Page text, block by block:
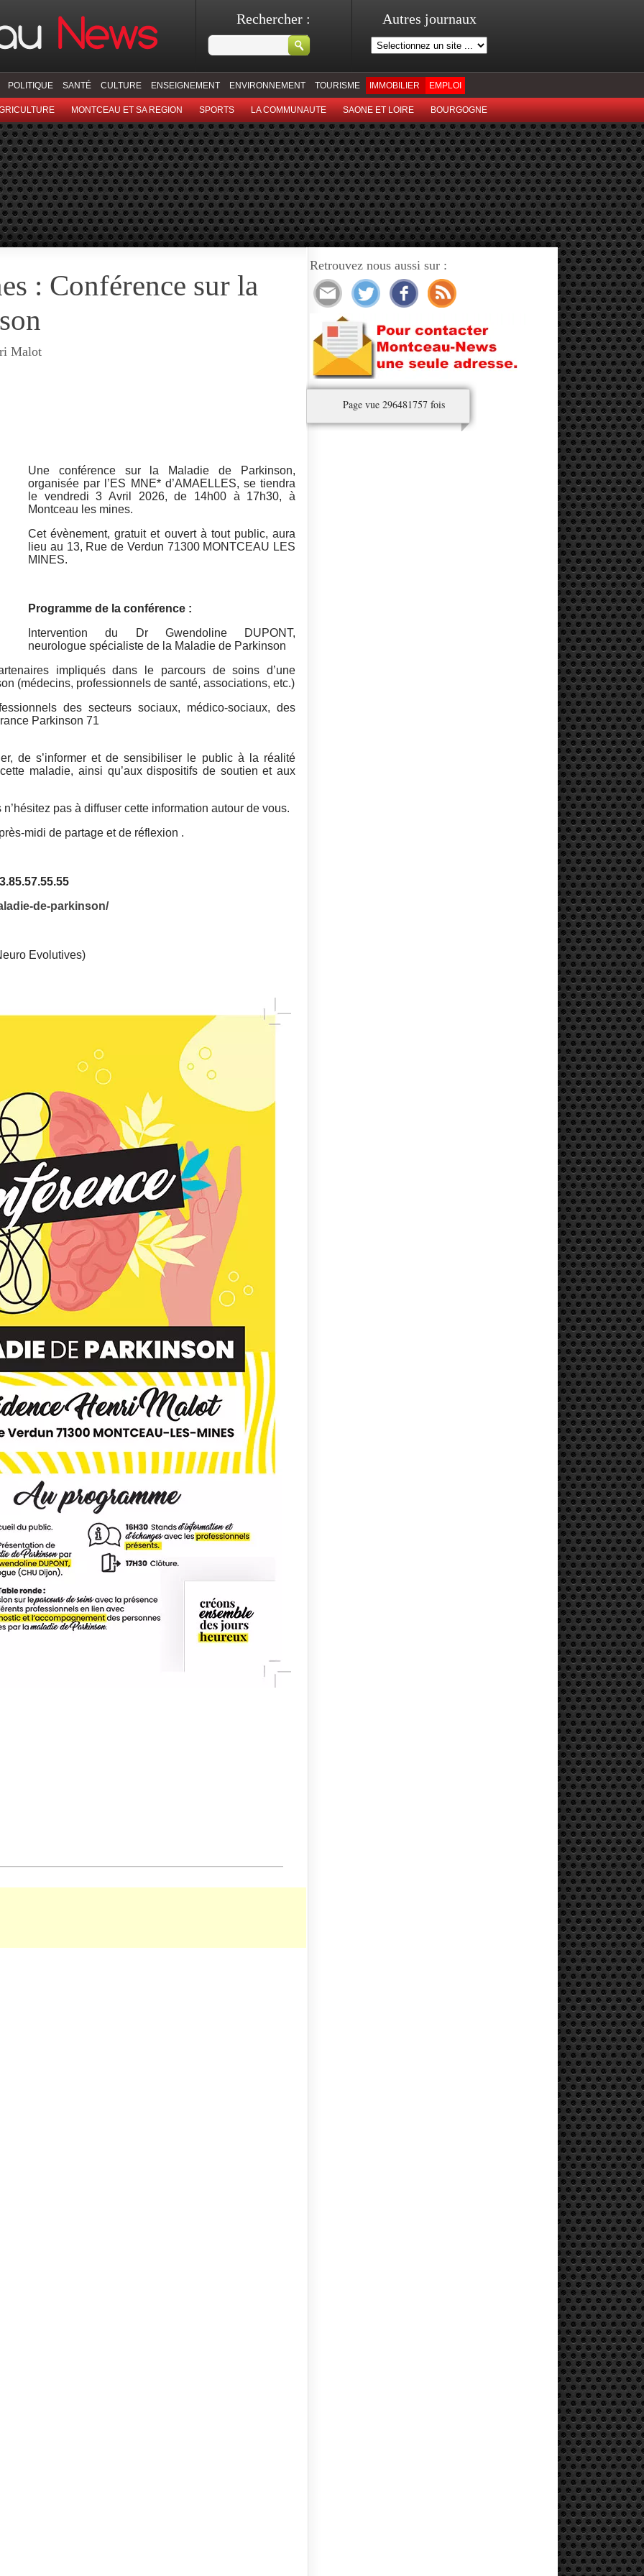
Rechercher : Autres journaux
POLITIQUE SANTÉ CULTURE ENSEIGNEMENT ENVIRONNEMENT TOURISME IMMOBILIER EMPLOI
MONTCEAU ET SA REGION SPORTS LA COMMUNAUTE SAONE ET LOIRE BOURGOGNE
: Conférence sur la
Malot
Une conférence sur la Maladie de Parkinson,
organisée par l’ES MNE* d’AMAELLES, se tiendra
le vendredi 3 Avril 2026, de 14h00 à 17h30, à
Montceau les mines.
Cet évènement, gratuit et ouvert à tout public, aura
lieu au 13, Rue de Verdun 71300 MONTCEAU LES
MINES.
Programme de la conférence :
Intervention du Dr Gwendoline DUPONT,
neurologue spécialiste de la Maladie de Parkinson
impliqués dans le parcours de soins d’une
(médecins, professionnels de santé, associations, etc.)
des secteurs sociaux, médico-sociaux, des
Parkinson 71
de s’informer et de sensibiliser le public à la réalité
maladie, ainsi qu’aux dispositifs de soutien et aux
pas à diffuser cette information autour de vous.
midi de partage et de réflexion .
de-parkinson/
Evolutives)
Retrouvez nous aussi sur :
Page vue 296481757 fois